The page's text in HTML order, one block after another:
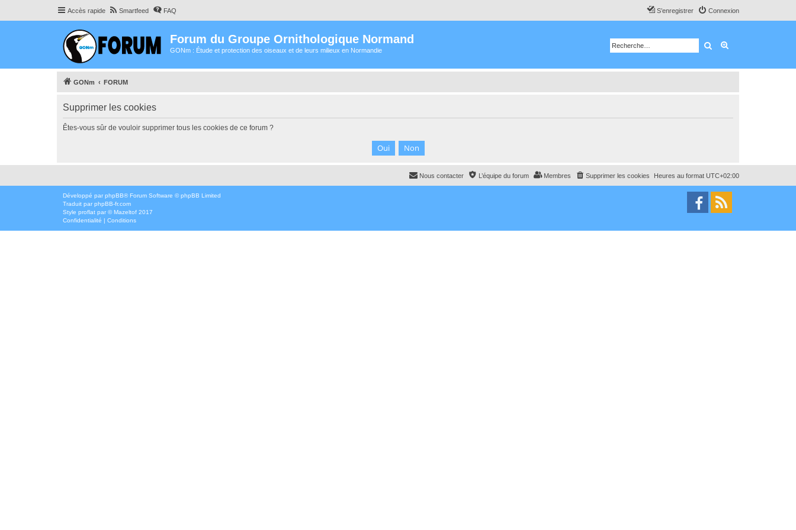
Accès rapide Smartfeed FAQ Connexion
S’enregistrer
Forum du Groupe Ornithologique Normand
GONm : Étude et protection des oiseaux et de leurs milieux en Normandie Rechercher
GONm FORUM
Supprimer les cookies
Êtes-vous sûr de vouloir supprimer tous les cookies de ce forum ?
Heures au format UTC+02:00
Supprimer les cookies
Membres
L’équipe du forum
Nous contacter
Développé par phpBB® Forum Software © phpBB Limited
Traduit par phpBB-fr.com
Style proflat par ©Mazeltof 2017
Confidentialité | Conditions